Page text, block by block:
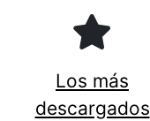
Los más
descargados